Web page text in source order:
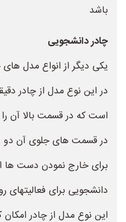
باشد
چادر دانشجویی
یکی دیگر از انواع مدل
در این نوع مدل از چادر
است که در قسمت بالا آن
در قسمت های جلوی آن دو
برای خارج نمودن دست ها
دانشجویی برای فعالیتهای
این نوع مدل از چادر